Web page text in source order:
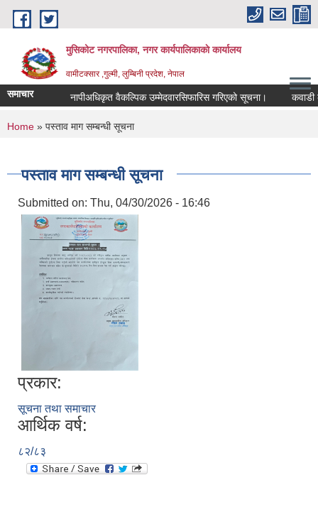
Skip to main content
मुसिकोट नगरपालिका, नगर कार्यपालिकाकाे कार्यालय
वामीटक्सार ,गुल्मी, लुम्बिनी प्रदेश, नेपाल
समाचार नापीअधिकृत वैकल्पिक उम्मेदवारसिफारिस गरिएको सूचना। कवाडी
You are here
Home » पस्ताव माग सम्बन्धी सूचना
पस्ताव माग सम्बन्धी सूचना
Submitted on: Thu, 04/30/2026 - 16:46
प्रकार:
सूचना तथा समाचार
आर्थिक वर्ष:
८२/८३